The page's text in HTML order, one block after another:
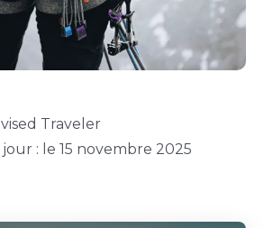
Traveler
: le 15 novembre 2025